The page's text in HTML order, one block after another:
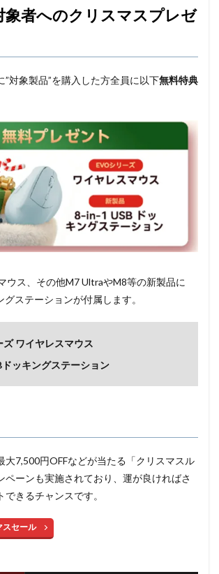
象者へのクリスマスプレゼ
”対象製品”を購入した方全員に以下無料特典
ウス、その他M7 UltraやM8等の新製品に
ステーションが付属します。
ズ ワイヤレスマウス
ッキングステーション
大7,500円OFFなどが当たる「クリスマスル
ペーンも実施されており、運が良ければさ
できるチャンスです。
スセール